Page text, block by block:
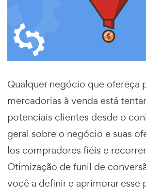
Qualquer negócio que ofereça
mercadorias à venda está
potenciais clientes desde o
geral sobre o negócio e suas
los compradores fiéis e
Otimização de funil de
você a definir e aprimorar esse